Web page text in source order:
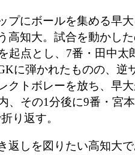
プにボールを集める早
高知大。試合を動かし
起点とし、7番・田中太
に弾かれたものの、逆
クトボレーを放ち、早
、その1分後に9番・宮
り返す。
返しを図りたい高知大